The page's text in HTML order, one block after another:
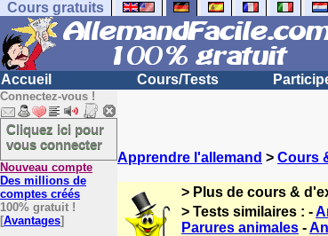
Cours gratuits
Accueil Cours/Tests
Connectez-vous !
Cliquez ici pour
vous connecter
Nouveau compte
Des millions de
comptes créés
100% gratuit !
[Avantages]
Apprendre l'allemand > Cours
> Plus de cours &
> Tests similaires : -
Parures animales -